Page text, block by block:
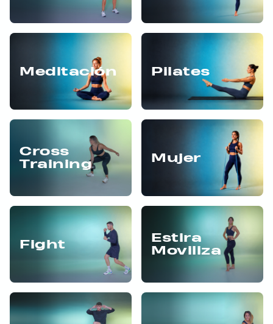
Meditación Pilates
Cross
Training
Mujer
Fight
Estira
Moviliza